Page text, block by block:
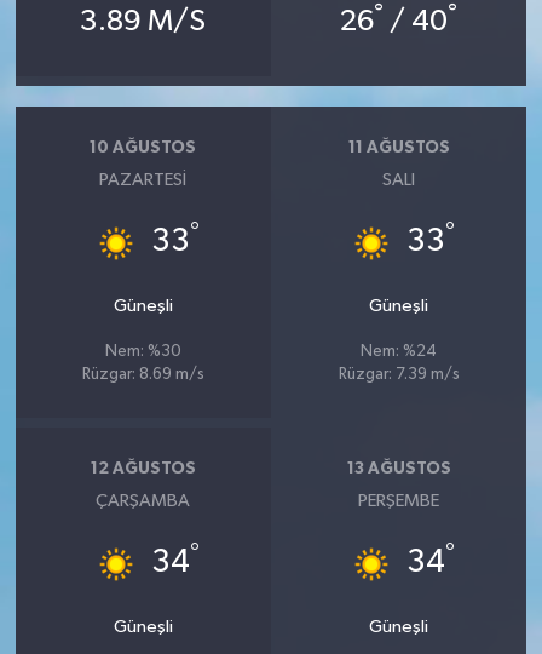
3.89 M/S 26° / 40°
10 AĞUSTOS
PAZARTESI
33°
Güneşli
Nem: %30
Rüzgar: 8.69 m/s
11 AĞUSTOS
SALI
33°
Güneşli
Nem: %24
Rüzgar: 7.39 m/s
12 AĞUSTOS
ÇARŞAMBA
34°
Güneşli
13 AĞUSTOS
PERŞEMBE
34°
Güneşli